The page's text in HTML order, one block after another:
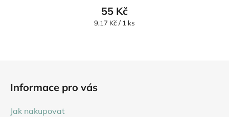
produktu
je
55 Kč
Měrná
9,17 Kč / 1 ks
Informace pro vás
Jak nakupovat